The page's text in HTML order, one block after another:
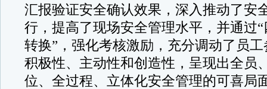
汇报验证安全确认效果，深入推动了安
行，提高了现场安全管理水平，并通过
转换”，强化考核激励，充分调动了员
积极性、主动性和创造性，呈现出全员
位、全过程、立体化安全管理的可喜局